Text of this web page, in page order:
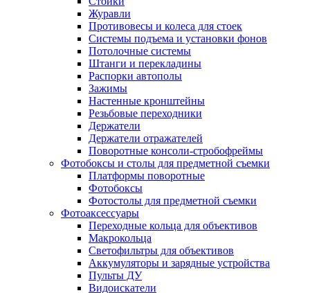
Журавли
Противовесы и колеса для стоек
Системы подъема и установки фонов
Потолочные системы
Штанги и перекладины
Распорки автополы
Зажимы
Настенные кронштейны
Резьбовые переходники
Держатели
Держатели отражателей
Поворотные консоли-стробофреймы
Фотобоксы и столы для предметной съемки
Платформы поворотные
Фотобоксы
Фотостолы для предметной съемки
Фотоаксессуары
Переходные кольца для объективов
Макрокольца
Светофильтры для объективов
Аккумуляторы и зарядные устройства
Пульты ДУ
Видоискатели